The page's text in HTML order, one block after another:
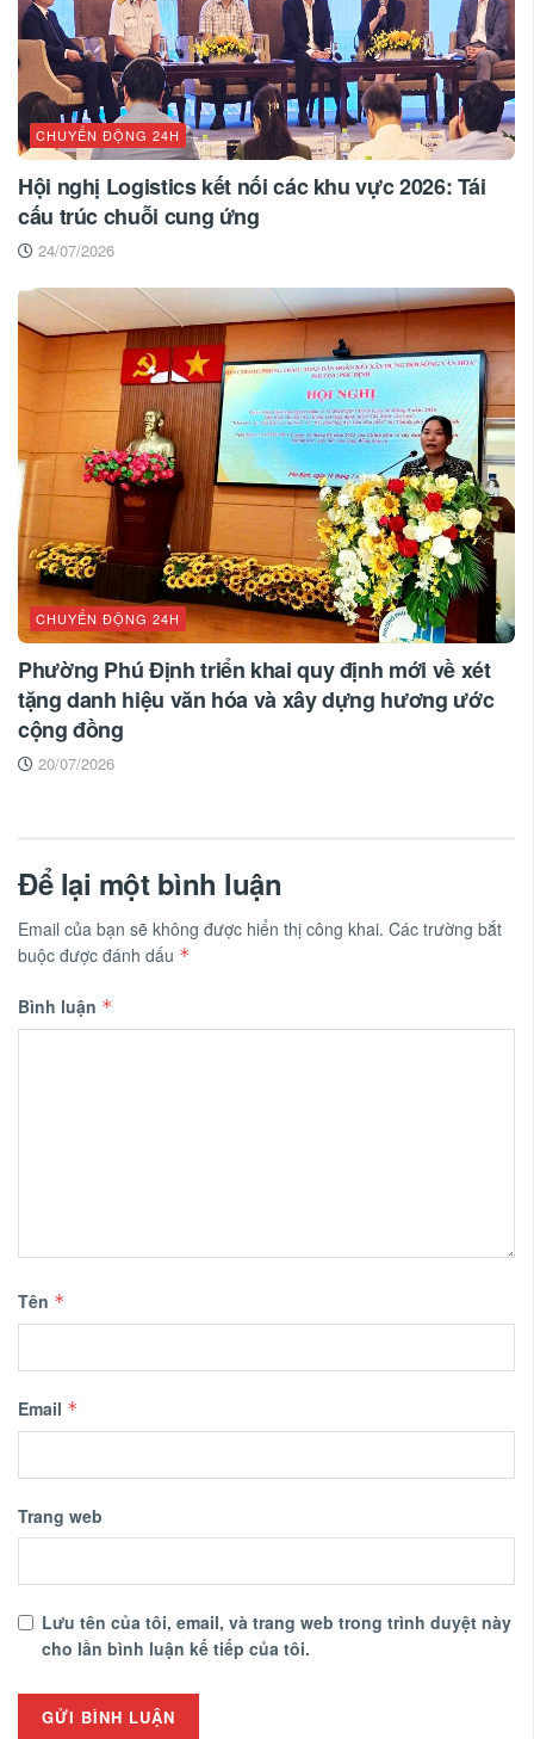
CHUYỂN ĐỘNG 24H
Hội nghị Logistics kết nối các khu vực 2026: Tái
cấu trúc chuỗi cung ứng
24/07/2026
CHUYỂN ĐỘNG 24H
Phường Phú Định triển khai quy định mới về xét
tặng danh hiệu văn hóa và xây dựng hương ước
cộng đồng
20/07/2026
Để lại một bình luận
Email của bạn sẽ không được hiển thị công khai. Các trường bắt
buộc được đánh dấu *
Bình luận *
Tên *
Email *
Trang web
Lưu tên của tôi, email, và trang web trong trình duyệt này
cho lần bình luận kế tiếp của tôi.